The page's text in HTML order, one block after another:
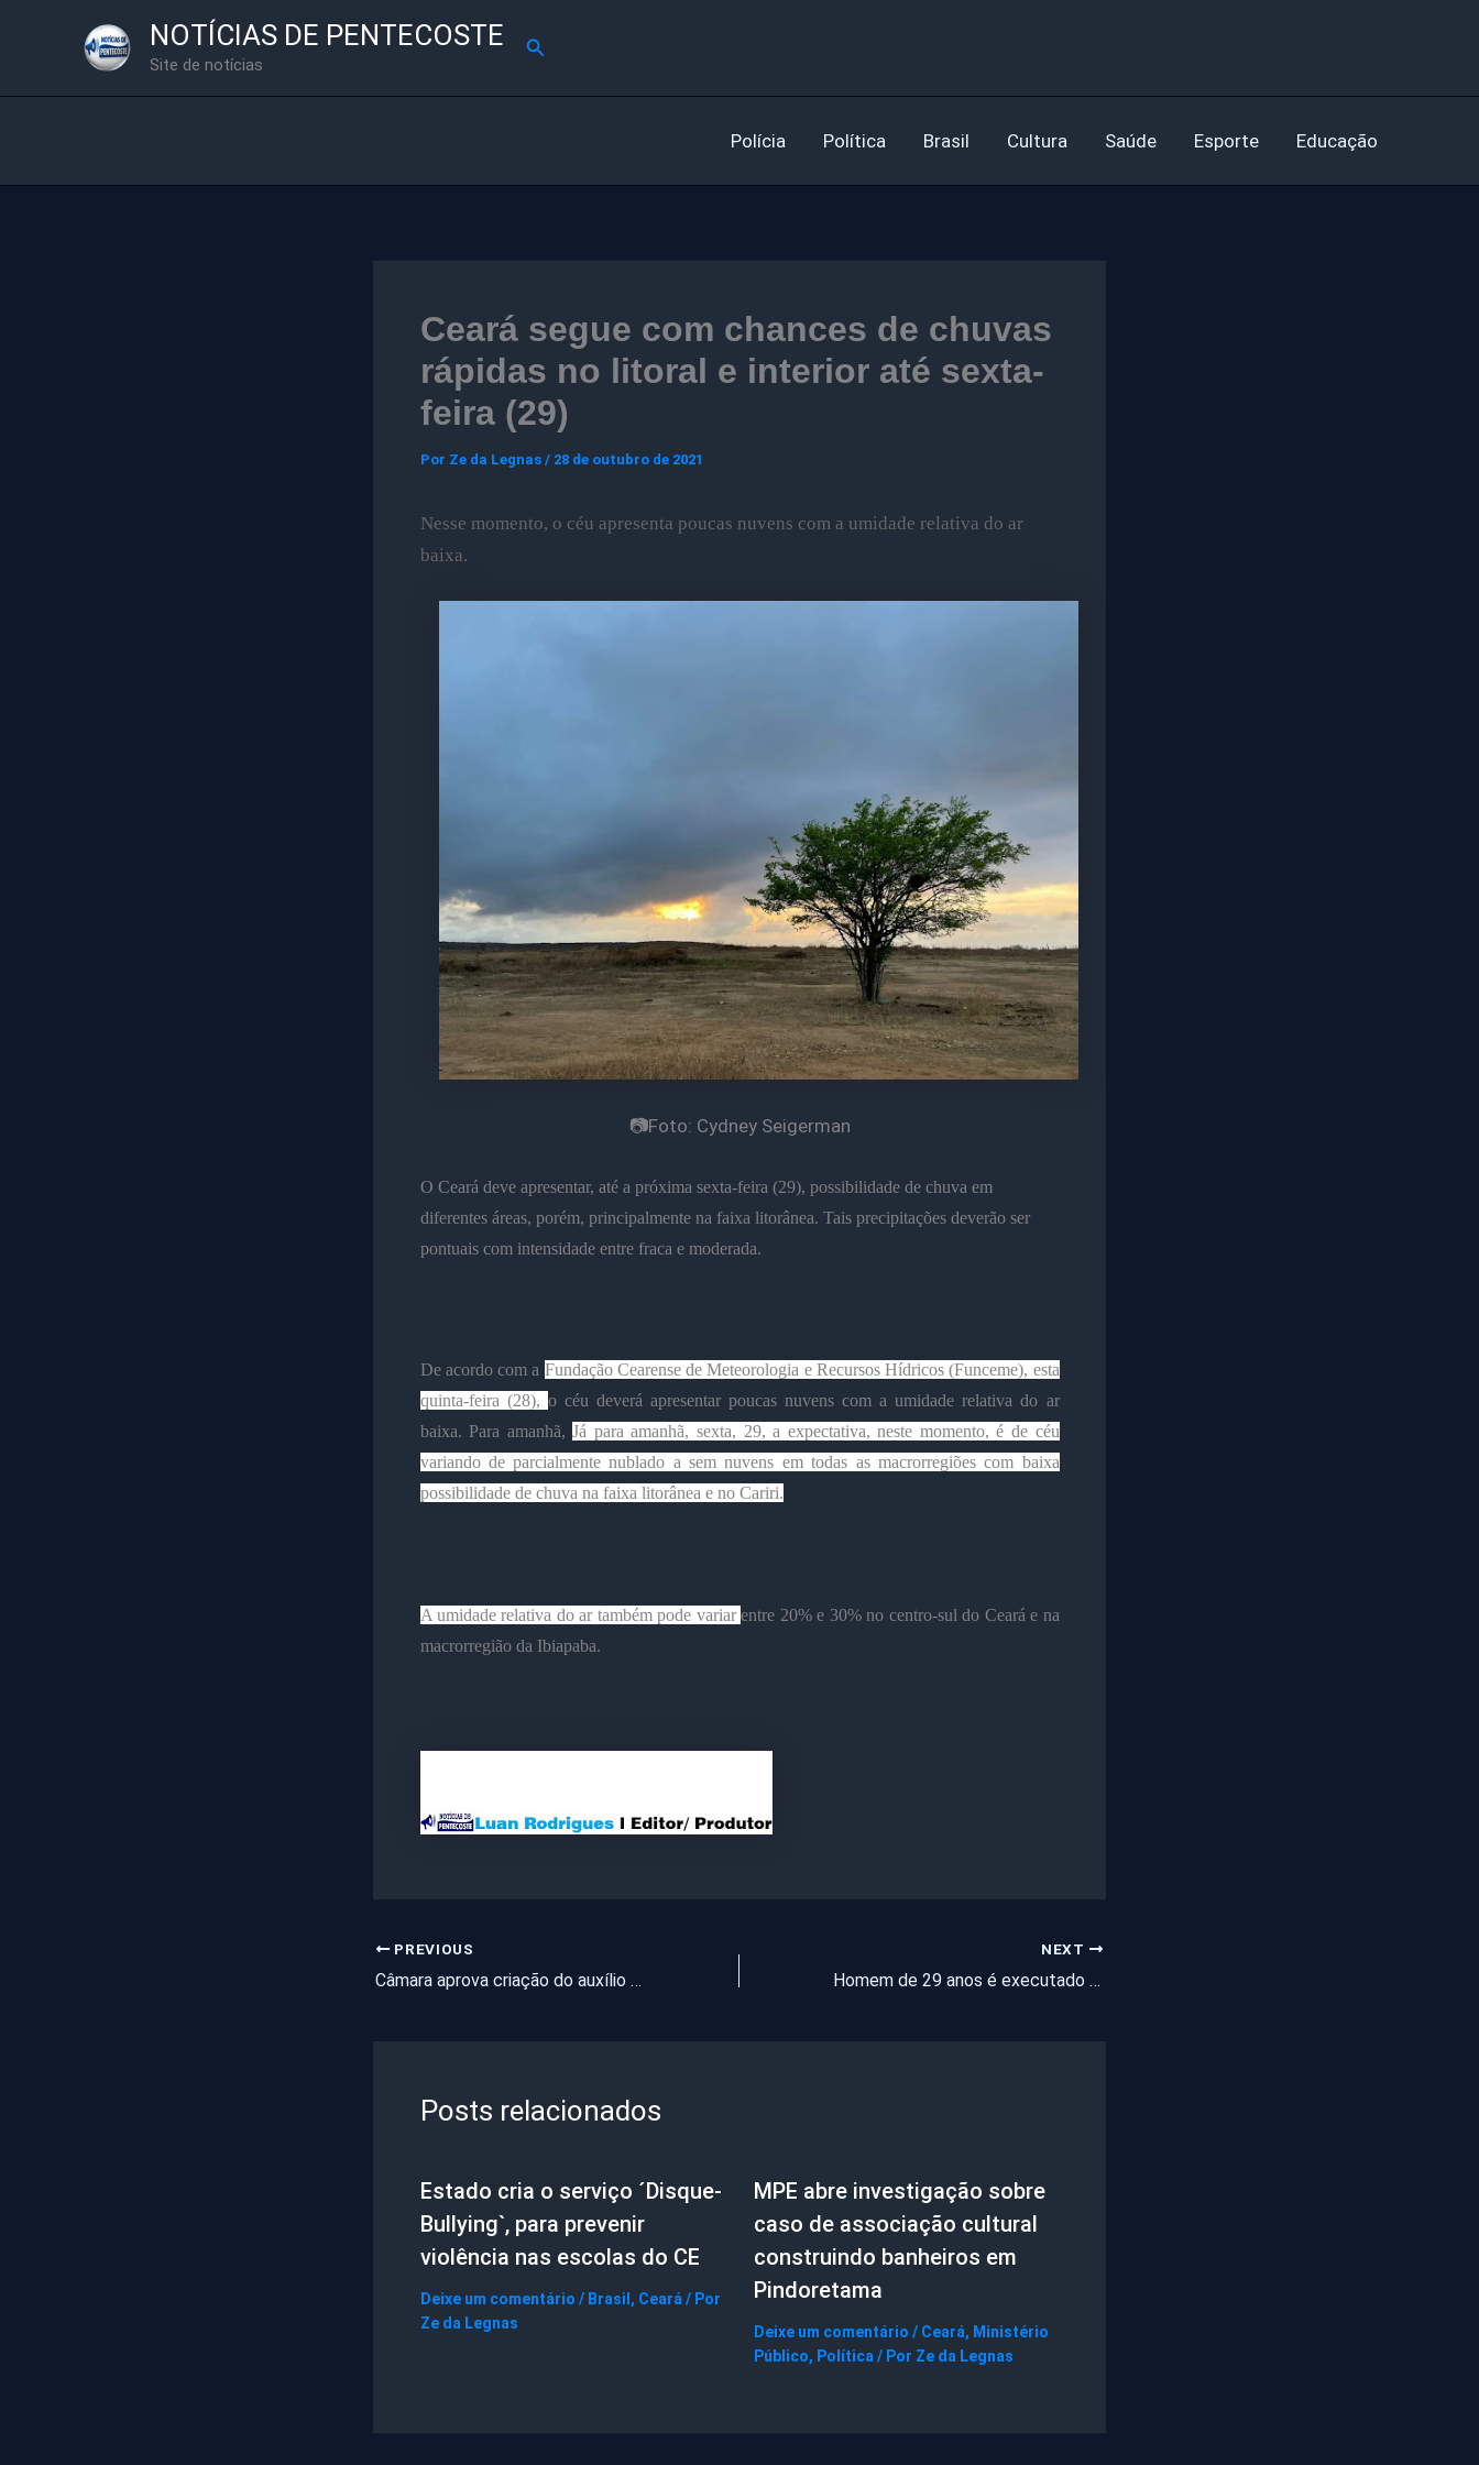
NOTÍCIAS DE PENTECOSTE
Site de notícias
Pesquisar
Polícia Política Brasil Cultura Saúde Esporte Educação
Ceará segue com chances de chuvas
rápidas no litoral e interior até sexta-
feira (29)
Por Ze da Legnas / 28 de outubro de 2021
Nesse momento, o céu apresenta poucas nuvens com a umidade relativa do ar
baixa.
📷Foto: Cydney Seigerman
O Ceará deve apresentar, até a próxima sexta-feira (29), possibilidade de chuva em
diferentes áreas, porém, principalmente na faixa litorânea. Tais precipitações deverão ser
pontuais com intensidade entre fraca e moderada.
De acordo com a Fundação Cearense de Meteorologia e Recursos Hídricos (Funceme), esta
quinta-feira (28), o céu deverá apresentar poucas nuvens com a umidade relativa do ar
baixa. Para amanhã,Já para amanhã, sexta, 29, a expectativa, neste momento, é de céu
variando de parcialmente nublado a sem nuvens em todas as macrorregiões com baixa
possibilidade de chuva na faixa litorânea e no Cariri.
A umidade relativa do ar também pode variarentre 20% e 30% no centro-sul do Ceará e na
macrorregião da Ibiapaba.
PREVIOUS
Câmara aprova criação do auxílio gás para famílias de baixa renda; Governo pagará 50% do botijão
NEXT
Homem de 29 anos é executado a tiros no interior do Ceará
Posts relacionados
Estado cria o serviço ´Disque-
Bullying`, para prevenir
violência nas escolas do CE
Deixe um comentário / Brasil, Ceará / Por
Ze da Legnas
MPE abre investigação sobre
caso de associação cultural
construindo banheiros em
Pindoretama
Deixe um comentário / Ceará, Ministério
Público, Política / Por Ze da Legnas